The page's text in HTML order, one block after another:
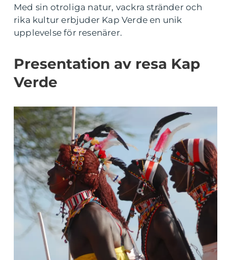
Med sin otroliga natur, vackra stränder och
rika kultur erbjuder Kap Verde en unik
upplevelse för resenärer.
Presentation av resa Kap
Verde